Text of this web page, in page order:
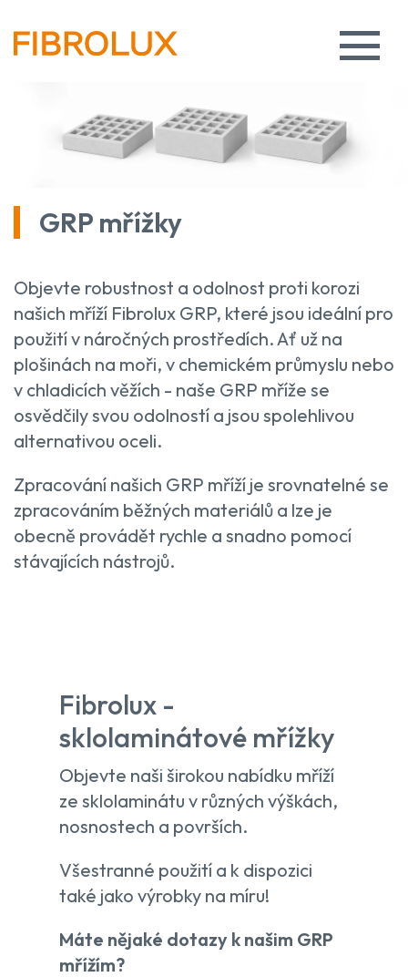
GRP mřížky
Objevte robustnost a odolnost proti korozi
našich mříží Fibrolux GRP, které jsou ideální pro
použití v náročných prostředích. Ať už na
plošinách na moři, v chemickém průmyslu nebo
v chladicích věžích - naše GRP mříže se
osvědčily svou odolností a jsou spolehlivou
alternativou oceli.
Zpracování našich GRP mříží je srovnatelné se
zpracováním běžných materiálů a lze je
obecně provádět rychle a snadno pomocí
stávajících nástrojů.
Fibrolux -
sklolaminátové mřížky
Objevte naši širokou nabídku mříží
ze sklolaminátu v různých výškách,
nosnostech a površích.
Všestranné použití a k dispozici
také jako výrobky na míru!
Máte nějaké dotazy k našim GRP
mřížím?